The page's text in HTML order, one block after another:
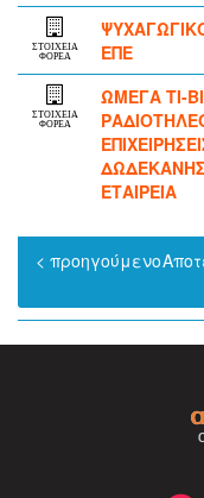
ΣΤΟΙΧΕΙΑ
ΦΟΡΕΑ
ΕΠΕ
ΣΤΟΙΧΕΙΑ
ΦΟΡΕΑ
ΩΜΕΓΑ ΤΙ-
ΕΤΑΙΡΕΙΑ
< προηγούμενο